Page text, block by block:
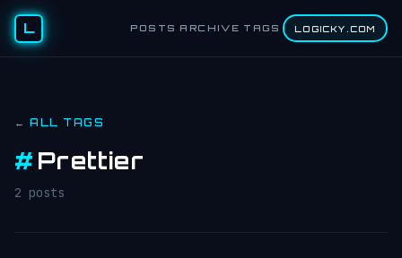
L POSTS ARCHIVE TAGS LOGICKY.COM
← ALL TAGS
# Prettier
2 posts